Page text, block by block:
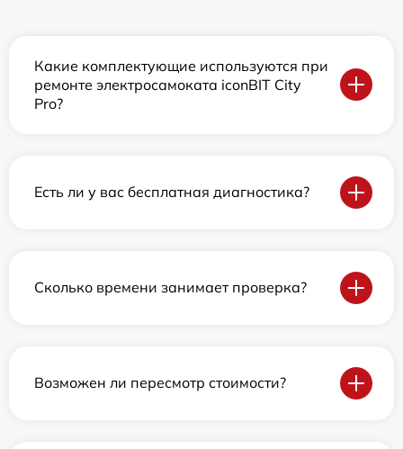
Какие комплектующие используются при
ремонте электросамоката iconBIT City
Pro?
Есть ли у вас бесплатная диагностика?
Сколько времени занимает проверка?
Возможен ли пересмотр стоимости?